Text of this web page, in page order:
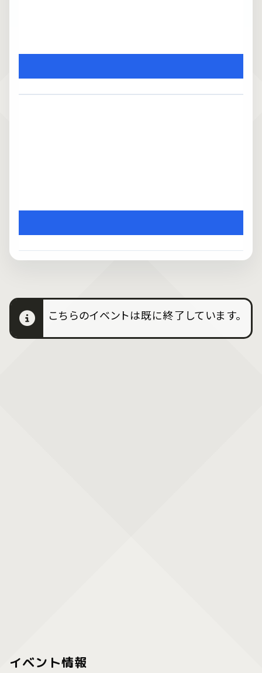
こちらのイベントは既に終了しています。
イベント情報